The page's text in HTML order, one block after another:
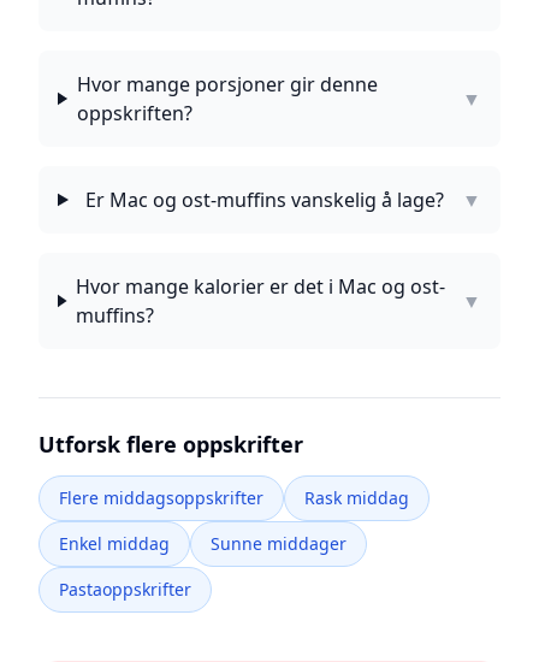
Hvor mange porsjoner gir denne
oppskriften?
▼
Er Mac og ost-muffins vanskelig å lage? ▼
Hvor mange kalorier er det i Mac og ost-
muffins?
▼
Utforsk flere oppskrifter
Flere middagsoppskrifter
Rask middag
Enkel middag
Sunne middager
Pastaoppskrifter